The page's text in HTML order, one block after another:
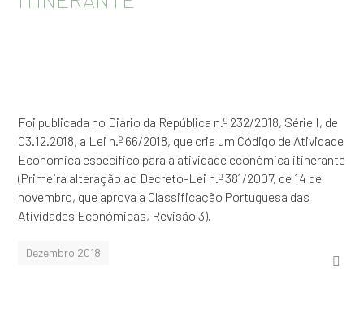
Foi publicada no Diário da República n.º 232/2018, Série I, de
03.12.2018, a Lei n.º 66/2018, que cria um Código de Atividade
Económica específico para a atividade económica itinerante
(Primeira alteração ao Decreto-Lei n.º 381/2007, de 14 de
novembro, que aprova a Classificação Portuguesa das
Atividades Económicas, Revisão 3).
Dezembro 2018